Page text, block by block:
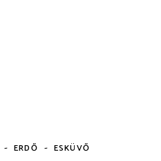
- ERDŐ - ESKÜVŐ